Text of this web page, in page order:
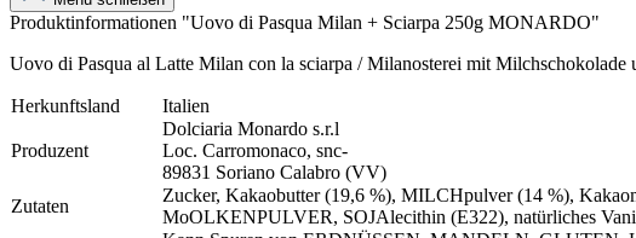
Produktinformationen "Uovo di Pasqua Milan + Sciarpa 250g MONARDO"
Uovo di Pasqua al Latte Milan con la sciarpa / Milanosterei mit Milchschokolade
Herkunftsland Italien
Produzent
Dolciaria Monardo s.r.l
Loc. Carromonaco, snc-
89831 Soriano Calabro (VV)
Zutaten
Zucker, Kakaobutter (19,6 %), MILCHpulver (14 %),
MoOLKENPULVER, SOJAlecithin (E322), natürliches